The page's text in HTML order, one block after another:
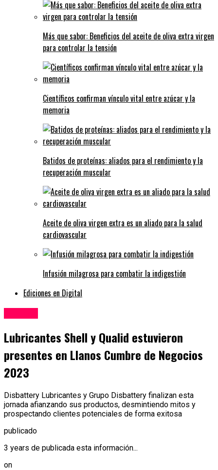
Más que sabor: Beneficios del aceite de oliva extra virgen
para controlar la tensión
Científicos confirman vínculo vital entre azúcar y la
memoria
Batidos de proteínas: aliados para el rendimiento y la
recuperación muscular
Aceite de oliva virgen extra es un aliado para la salud
cardiovascular
Infusión milagrosa para combatir la indigestión
Ediciones en Digital
Lubricantes Shell y Qualid estuvieron
presentes en Llanos Cumbre de Negocios
2023
Disbattery Lubricantes y Grupo Disbattery finalizan esta
jornada afianzando sus productos, desmintiendo mitos y
prospectando clientes potenciales de forma exitosa
publicado
3 years de publicada esta información...
on